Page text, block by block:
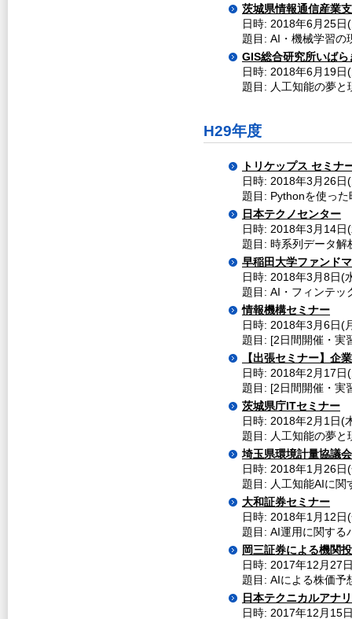
茨城県情報通信産業
日時: 2018年6月25
題目: AI・機械学習の
GIS総合研究所いばら
日時: 2018年6月19日
題目: 人工知能の夢
H29年度
トリケップス セミナ
日時: 2018年3月26
題目: Pythonを使っ
日本テクノセンター
日時: 2018年3月14
題目: 時系列データ
早稲田大学ファンド
日時: 2018年3月8日(
題目: AI・フィンテッ
情報機構セミナー
日時: 2018年3月6日(
題目: [2日間開催・実
【出張セミナー】企
日時: 2018年2月17
題目: [2日間開催・実
茨城県庁ITセミナー
日時: 2018年2月1日(
題目: 人工知能の夢
埼玉県環境計量協議
日時: 2018年1月26
題目: 人工知能AIに関
大和証券セミナー
日時: 2018年1月12
題目: AI運用に関する
岡三証券による機関
日時: 2017年12月27
題目: AIによる株価予
日本テクニカルアナ
日時: 2017年12月15